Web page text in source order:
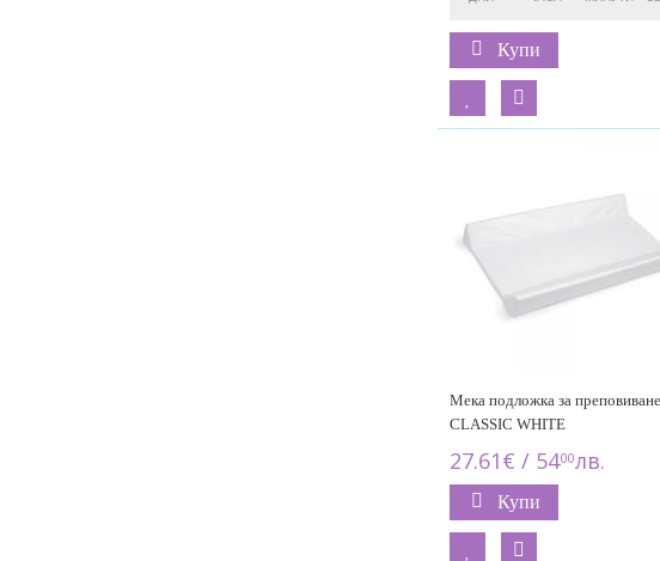
Купи
Мека подложка за
CLASSIC WHITE
27.61€ / 5400лв.
Купи